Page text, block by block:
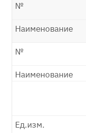
№
Наименование
№
Наименование
Ед.изм.